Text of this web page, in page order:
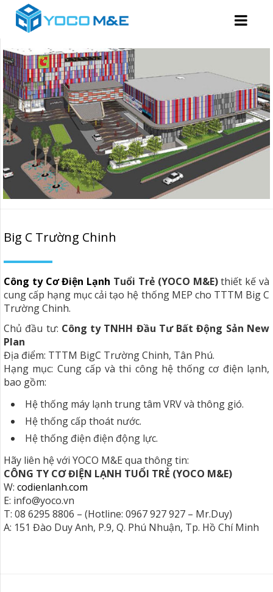
Big C Trường Chinh
Công ty Cơ Điện Lạnh Tuổi Trẻ (YOCO M&E)thiết kế và
cung cấp hạng mục cải tạo hệ thống MEP cho TTTM Big C
Trường Chinh.
Chủ đầu tư: Công ty TNHH Đầu Tư Bất Động Sản New
Plan
Địa điểm: TTTM BigC Trường Chinh, Tân Phú.
Hạng mục: Cung cấp và thi công hệ thống cơ điện lạnh,
bao gồm:
Hệ thống máy lạnh trung tâm VRV và thông gió.
Hệ thống cấp thoát nước.
Hệ thống điện điện động lực.
Hãy liên hệ với YOCO M&E qua thông tin:
CÔNG TY CƠ ĐIỆN LẠNH TUỔI TRẺ (YOCO M&E)
W: codienlanh.com
E: info@yoco.vn
T: 08 6295 8806 – (Hotline: 0967 927 927 – Mr.Duy)
A: 151 Đào Duy Anh, P.9, Q. Phú Nhuận, Tp. Hồ Chí Minh